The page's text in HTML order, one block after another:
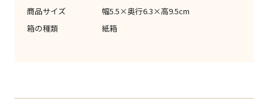
商品サイズ
幅5.5×奥行6.3×高9.5cm
箱の種類
紙箱